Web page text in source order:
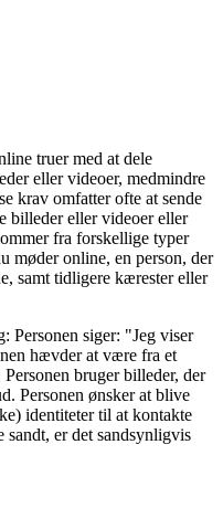
truer med at dele
eller videoer, medmindre
krav omfatter ofte at sende
billeder eller videoer eller
fra forskellige typer
møder online, en person, der
samt tidligere kærester eller
Personen siger: "Jeg viser
hævder at være fra et
bruger billeder, der
Personen ønsker at blive
identiteter til at kontakte
er det sandsynligvis